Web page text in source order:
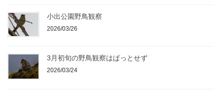
小出公園野鳥観察
2026/03/26
3月初旬の野鳥観察はぱっとせず
2026/03/24